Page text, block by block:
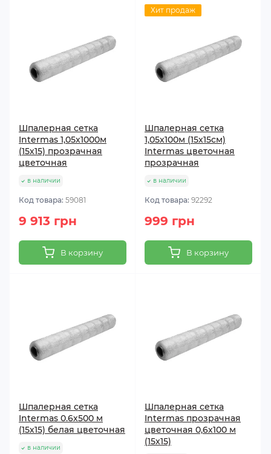
Шпалерная сетка
Intermas 1,05х1000м
(15х15) прозрачная
цветочная
в наличии
Код товара: 59081
9 913 грн
В корзину
Хит продаж
Шпалерная сетка
1,05х100м (15х15см)
Intermas цветочная
прозрачная
в наличии
Код товара: 92292
999 грн
В корзину
Шпалерная сетка
Intermas 0.6х500 м
(15х15) белая цветочная
в наличии
Шпалерная сетка
Intermas прозрачная
цветочная 0,6х100 м
(15х15)